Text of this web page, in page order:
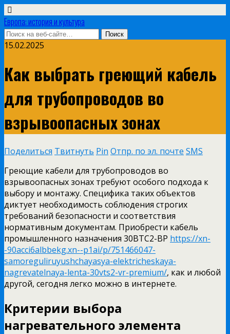
Европа: история и культура
15.02.2025
Как выбрать греющий кабель
для трубопроводов во
взрывоопасных зонах
Поделиться Твитнуть Pin Отпр. по эл. почте SMS
Греющие кабели для трубопроводов во
взрывоопасных зонах требуют особого подхода к
выбору и монтажу. Специфика таких объектов
диктует необходимость соблюдения строгих
требований безопасности и соответствия
нормативным документам. Приобрести кабель
промышленного назначения 30ВТС2-ВР https://xn-
-90acci6albbekg.xn--p1ai/p/751466047-
samoreguliruyushchayasya-elektricheskaya-
nagrevatelnaya-lenta-30vts2-vr-premium/, как и любой
другой, сегодня легко можно в интернете.
Критерии выбора
нагревательного элемента